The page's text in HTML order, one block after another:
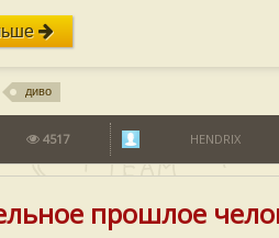
диво
4517 HENDRIX
прошлое